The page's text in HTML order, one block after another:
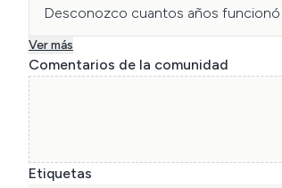
Desconozco cuantos años
Ver más
Comentarios de la comunidad
Etiquetas